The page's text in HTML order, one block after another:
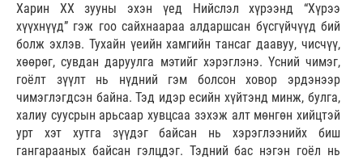
Харин ХХ зууны эхэн үед Нийслэл хүрээнд “Хүрээ
хүүхнүүд” гэж гоо сайхнаараа алдаршсан бүсгүйчүүд бий
болж эхлэв. Тухайн үеийн хамгийн тансаг даавуу, чисчүү,
хөөрөг, сувдан даруулга мэтийг хэрэглэнэ. Үсний чимэг,
гоёлт зүүлт нь нүдний гэм болсон ховор эрдэнээр
чимэглэгдсэн байна. Тэд идэр есийн хүйтэнд минж, булга,
халиу суусрын арьсаар хувцсаа зэхэж алт мөнгөн хийцтэй
урт хэт хутга зүүдэг байсан нь хэрэглээнийх биш
гангарааных байсан гэлцдэг. Тэдний бас нэгэн гоёл нь